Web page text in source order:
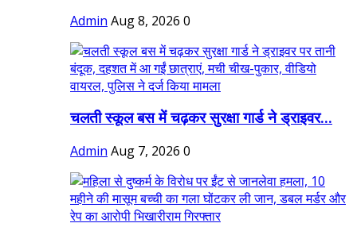
Admin Aug 8, 2026 0
चलती स्कूल बस में चढ़कर सुरक्षा गार्ड ने ड्राइवर...
Admin Aug 7, 2026 0